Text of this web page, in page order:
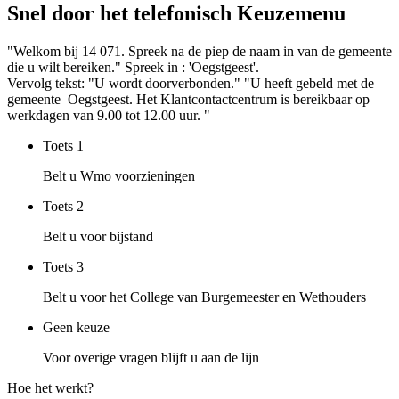
Snel door het telefonisch Keuzemenu
"Welkom bij 14 071. Spreek na de piep de naam in van de gemeente
die u wilt bereiken." Spreek in : 'Oegstgeest'.
Vervolg tekst: "U wordt doorverbonden." "U heeft gebeld met de
gemeente Oegstgeest. Het Klantcontactcentrum is bereikbaar op
werkdagen van 9.00 tot 12.00 uur. "
Toets 1
Belt u Wmo voorzieningen
Toets 2
Belt u voor bijstand
Toets 3
Belt u voor het College van Burgemeester en Wethouders
Geen keuze
Voor overige vragen blijft u aan de lijn
Hoe het werkt?